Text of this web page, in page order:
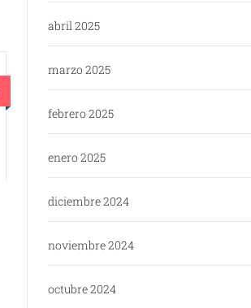
abril 2025
marzo 2025
febrero 2025
enero 2025
diciembre 2024
noviembre 2024
octubre 2024